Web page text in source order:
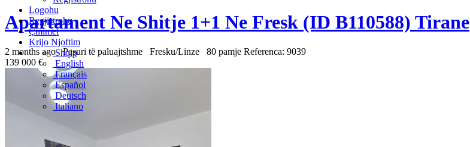
Logohu
Regjistrohu
Çmimet
Krijo Njoftim
Shqip
English
Français
Español
Deutsch
Italiano
Apartament Ne Shitje 1+1 Ne Fresk (ID B110588) Tirane
2 months ago Pasuri të paluajtshme Fresku/Linze 80 pamje Referenca: 9039
139 000 €